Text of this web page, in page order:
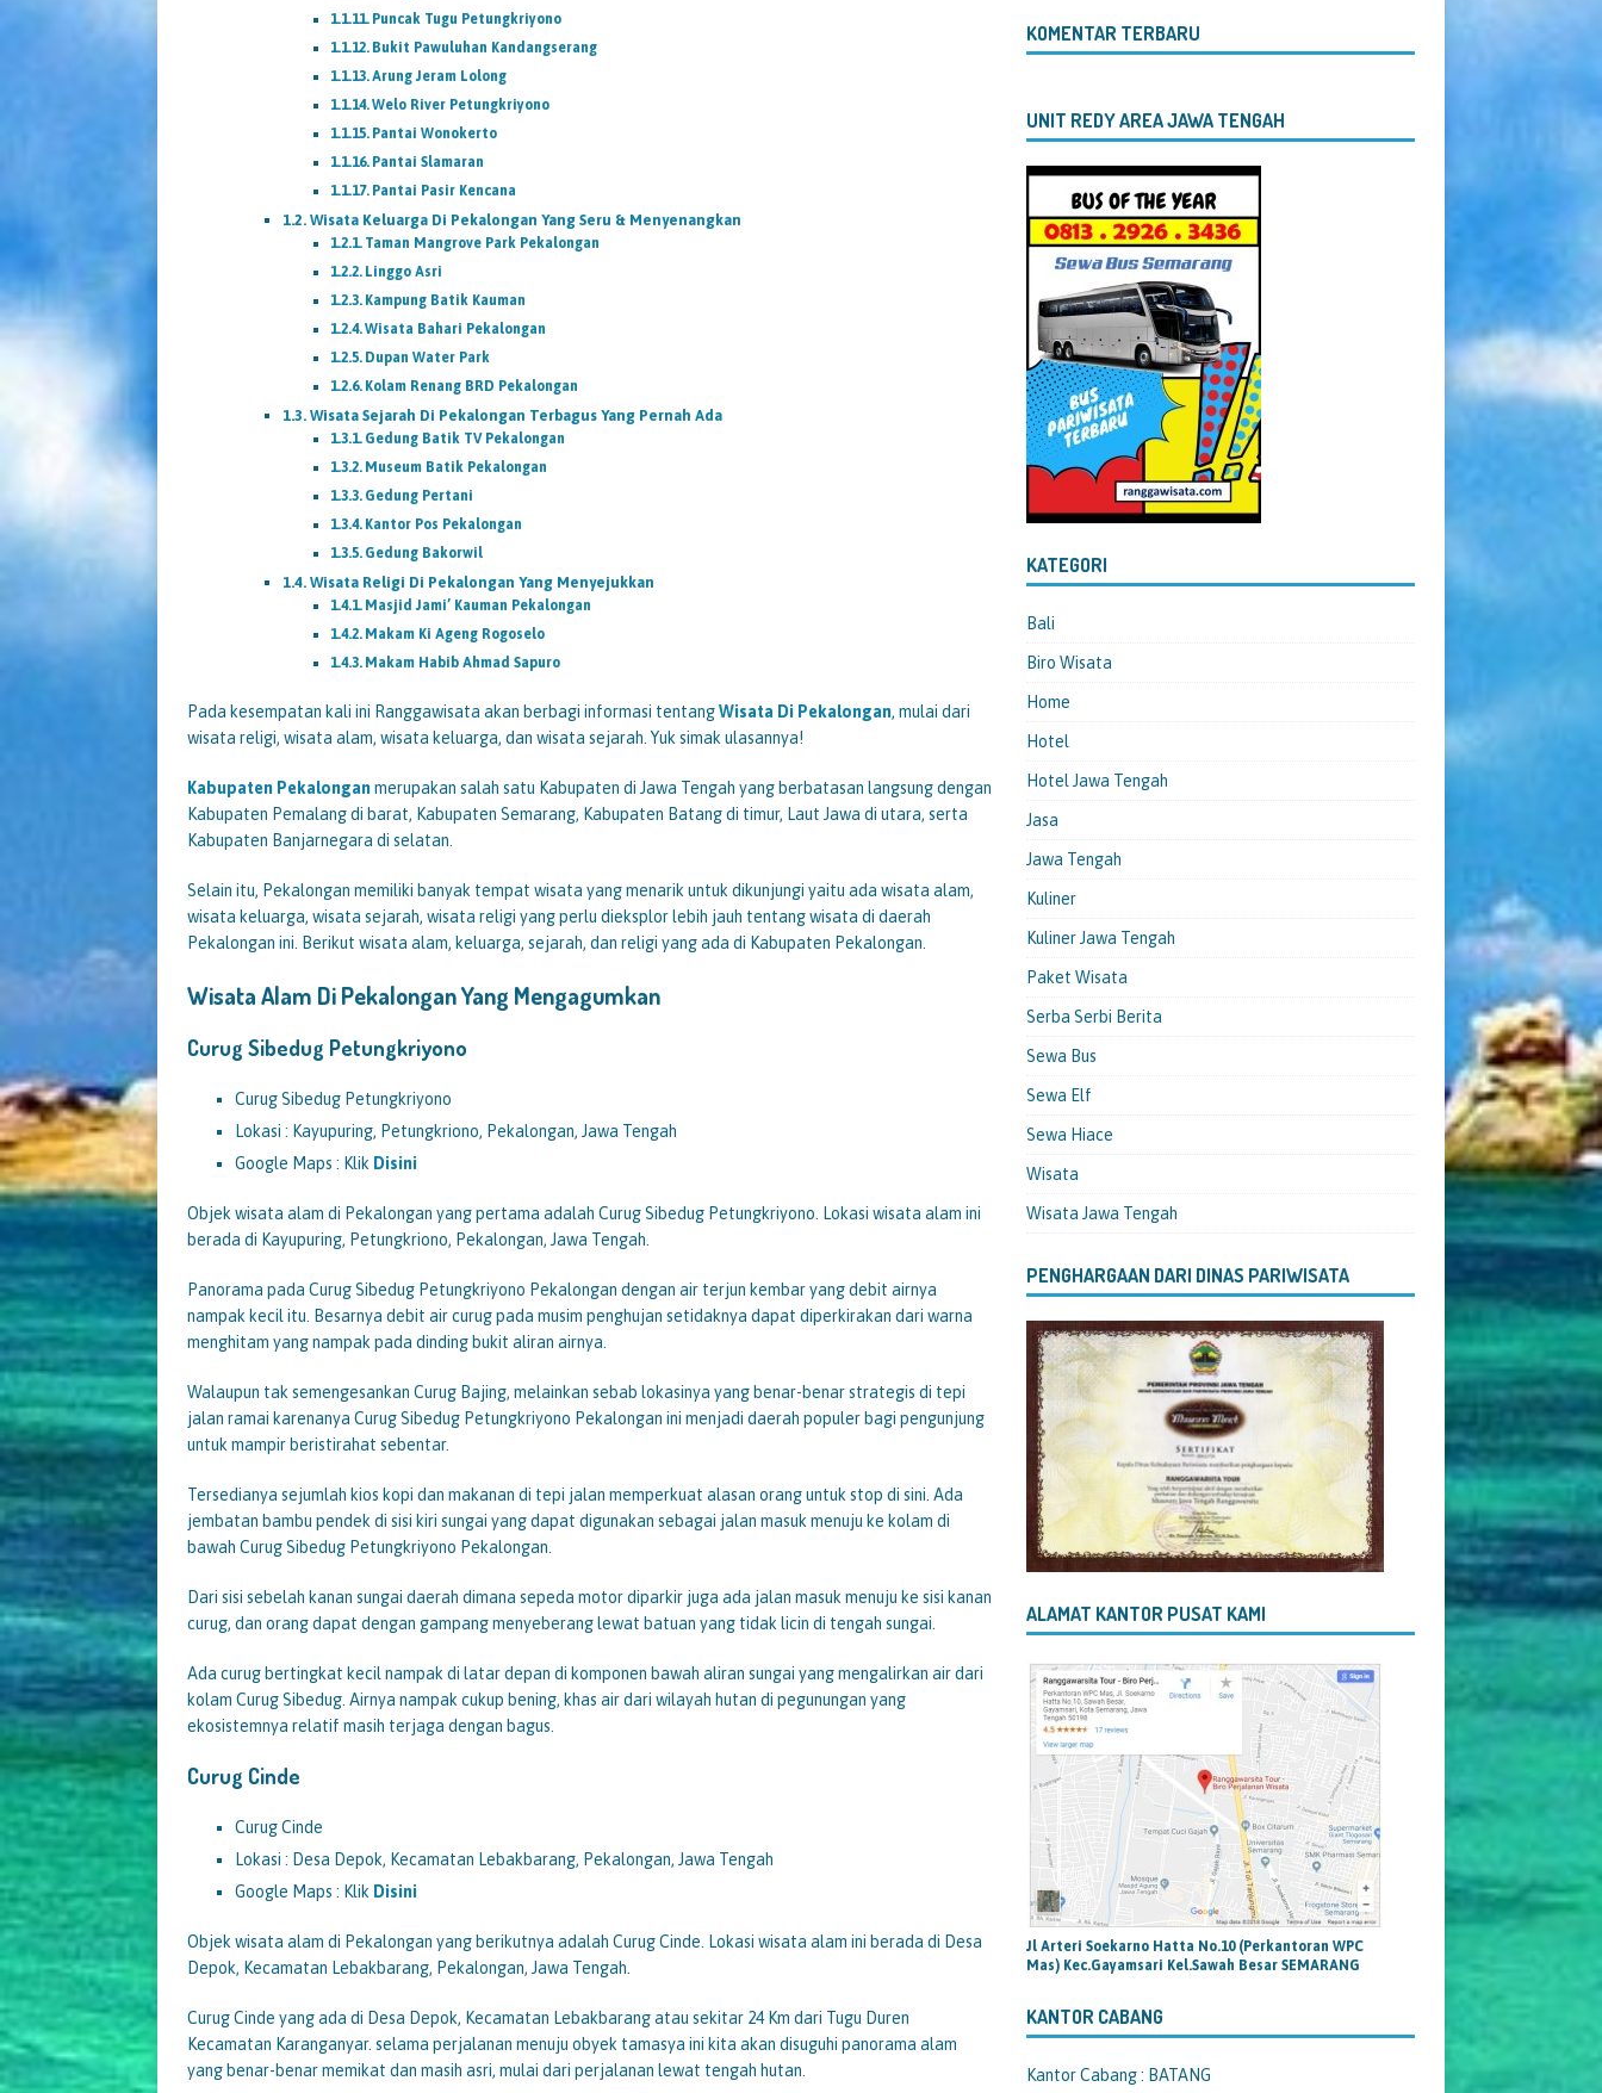
Puncak Tugu Petungkriyono
Bukit Pawuluhan Kandangserang
Arung Jeram Lolong
Welo River Petungkriyono
Pantai Wonokerto
Pantai Slamaran
Pantai Pasir Kencana
Wisata Keluarga Di Pekalongan Yang Seru & Menyenangkan
Taman Mangrove Park Pekalongan
Linggo Asri
Kampung Batik Kauman
Wisata Bahari Pekalongan
Dupan Water Park
Kolam Renang BRD Pekalongan
Wisata Sejarah Di Pekalongan Terbagus Yang Pernah Ada
Gedung Batik TV Pekalongan
Museum Batik Pekalongan
Gedung Pertani
Kantor Pos Pekalongan
Gedung Bakorwil
Wisata Religi Di Pekalongan Yang Menyejukkan
Masjid Jami’ Kauman Pekalongan
Makam Ki Ageng Rogoselo
Makam Habib Ahmad Sapuro
Pada kesempatan kali ini Ranggawisata akan berbagi informasi tentangWisata Di Pekalongan, mulai dari
wisata religi, wisata alam, wisata keluarga, dan wisata sejarah. Yuk simak ulasannya!
Kabupaten Pekalonganmerupakan salah satu Kabupaten di Jawa Tengah yang berbatasan langsung dengan
Kabupaten Pemalang di barat, Kabupaten Semarang, Kabupaten Batang di timur, Laut Jawa di utara, serta
Kabupaten Banjarnegara di selatan.
Selain itu, Pekalongan memiliki banyak tempat wisata yang menarik untuk dikunjungi yaitu ada wisata alam,
wisata keluarga, wisata sejarah, wisata religi yang perlu dieksplor lebih jauh tentang wisata di daerah
Pekalongan ini. Berikut wisata alam, keluarga, sejarah, dan religi yang ada di Kabupaten Pekalongan.
Wisata Alam Di Pekalongan Yang Mengagumkan
Curug Sibedug Petungkriyono
Curug Sibedug Petungkriyono
Lokasi : Kayupuring, Petungkriono, Pekalongan, Jawa Tengah
Google Maps : Klik Disini
Objek wisata alam di Pekalongan yang pertama adalah Curug Sibedug Petungkriyono. Lokasi wisata alam ini
berada di Kayupuring, Petungkriono, Pekalongan, Jawa Tengah.
Panorama pada Curug Sibedug Petungkriyono Pekalongan dengan air terjun kembar yang debit airnya
nampak kecil itu. Besarnya debit air curug pada musim penghujan setidaknya dapat diperkirakan dari warna
menghitam yang nampak pada dinding bukit aliran airnya.
Walaupun tak semengesankan Curug Bajing, melainkan sebab lokasinya yang benar-benar strategis di tepi
jalan ramai karenanya Curug Sibedug Petungkriyono Pekalongan ini menjadi daerah populer bagi pengunjung
untuk mampir beristirahat sebentar.
Tersedianya sejumlah kios kopi dan makanan di tepi jalan memperkuat alasan orang untuk stop di sini. Ada
jembatan bambu pendek di sisi kiri sungai yang dapat digunakan sebagai jalan masuk menuju ke kolam di
bawah Curug Sibedug Petungkriyono Pekalongan.
Dari sisi sebelah kanan sungai daerah dimana sepeda motor diparkir juga ada jalan masuk menuju ke sisi kanan
curug, dan orang dapat dengan gampang menyeberang lewat batuan yang tidak licin di tengah sungai.
Ada curug bertingkat kecil nampak di latar depan di komponen bawah aliran sungai yang mengalirkan air dari
kolam Curug Sibedug. Airnya nampak cukup bening, khas air dari wilayah hutan di pegunungan yang
ekosistemnya relatif masih terjaga dengan bagus.
Curug Cinde
Curug Cinde
Lokasi : Desa Depok, Kecamatan Lebakbarang, Pekalongan, Jawa Tengah
Google Maps : Klik Disini
Objek wisata alam di Pekalongan yang berikutnya adalah Curug Cinde. Lokasi wisata alam ini berada di Desa
Depok, Kecamatan Lebakbarang, Pekalongan, Jawa Tengah.
Curug Cinde yang ada di Desa Depok, Kecamatan Lebakbarang atau sekitar 24 Km dari Tugu Duren
Kecamatan Karanganyar. selama perjalanan menuju obyek tamasya ini kita akan disuguhi panorama alam
yang benar-benar memikat dan masih asri, mulai dari perjalanan lewat tengah hutan.
KOMENTAR TERBARU
UNIT REDY AREA JAWA TENGAH
KATEGORI
Bali
Biro Wisata
Home
Hotel
Hotel Jawa Tengah
Jasa
Jawa Tengah
Kuliner
Kuliner Jawa Tengah
Paket Wisata
Serba Serbi Berita
Sewa Bus
Sewa Elf
Sewa Hiace
Wisata
Wisata Jawa Tengah
PENGHARGAAN DARI DINAS PARIWISATA
ALAMAT KANTOR PUSAT KAMI
Jl Arteri Soekarno Hatta No.10 (Perkantoran WPC
Mas) Kec.Gayamsari Kel.Sawah Besar SEMARANG
KANTOR CABANG
Kantor Cabang : BATANG